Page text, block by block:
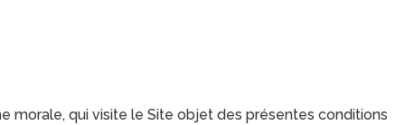
morale, qui visite le Site objet des présentes conditions